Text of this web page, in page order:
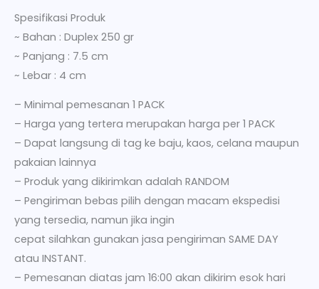
Spesifikasi Produk
~ Bahan : Duplex 250 gr
~ Panjang : 7.5 cm
~ Lebar : 4 cm
– Minimal pemesanan 1 PACK
– Harga yang tertera merupakan harga per 1 PACK
– Dapat langsung di tag ke baju, kaos, celana maupun
pakaian lainnya
– Produk yang dikirimkan adalah RANDOM
– Pengiriman bebas pilih dengan macam ekspedisi
yang tersedia, namun jika ingin
cepat silahkan gunakan jasa pengiriman SAME DAY
atau INSTANT.
– Pemesanan diatas jam 16:00 akan dikirim esok hari